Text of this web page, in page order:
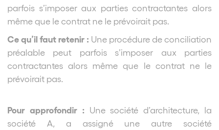
parfois s’imposer aux parties contractantes alors
même que le contrat ne le prévoirait pas.
Ce qu’il faut retenir : Une procédure de conciliation
préalable peut parfois s’imposer aux parties
contractantes alors même que le contrat ne le
prévoirait pas.
Pour approfondir : Une société d’architecture, la
société A, a assigné une autre société